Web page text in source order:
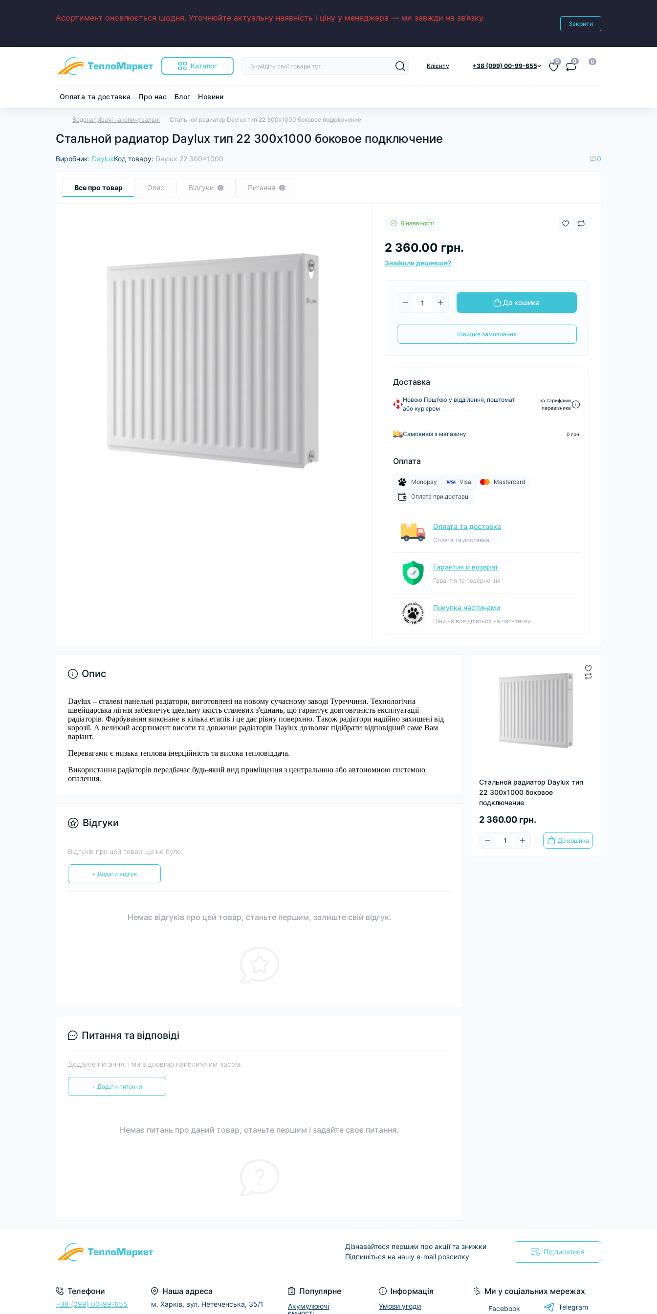
Асортимент оновлюється щодня. Уточнюйте актуальну наявність і ціну у менеджера — ми завжди на зв’язку.
Закрити
Каталог Клієнту +38 (099) 00-99-655
0 0 0
Оплата та доставка Про нас Блог Новини
Водонагрівачі накопичувальні Стальной радиатор Daylux тип 22 300х1000 боковое подключение
Стальной радиатор Daylux тип 22 300х1000 боковое подключение
Виробник: DayluxКод товару: Daylux 22 300x1000 0
Все про товар Опис Відгуки 0 Питання 0
В наявності
2 360.00 грн.
Знайшли дешевше?
До кошика
Швидке замовлення
Доставка
Новою Поштою у відділення, поштомат
або кур'єром
за тарифами
перевізника
Самовивіз з магазину 0 грн.
Оплата
Monopay Visa
Mastercard
Оплата при доставці
Оплата та доставка
Оплата та доставка
Гарантия и возврат
Гарантія та повернення
Покупка частинами
Ціни на все ділиться на час-ти-ни
Стальной радиатор Daylux тип
22 300х1000 боковое
подключение
2 360.00 грн.
До кошика
Опис
Daylux – сталеві панельні радіатори, виготовлені на новому сучасному заводі Туреччини. Технологічна
швейцарська лігнія забезпечує ідеальну якість сталевих з'єднань, що гарантує довговічність експлуатації
радіаторів. Фарбування виконане в кілька етапів і це дає рівну поверхню. Також радіатори надійно захищені від
корозії. А великий асортимент висоти та довжини радіаторів Daylux дозволяє підібрати відповідний саме Вам
варіант.
Перевагами є низька теплова інерційність та висока тепловіддача.
Використання радіаторів передбачає будь-який вид приміщення з центральною або автономною системою
опалення.
Відгуки
Відгуків про цей товар ще не було.
+ Додати відгук
Немає відгуків про цей товар, станьте першим, залиште свій відгук.
Питання та відповіді
Додайте питання, і ми відповімо найближчим часом.
+ Додати питання
Немає питань про даний товар, станьте першим і задайте своє питання.
Дізнавайтеся першим про акції та знижки
Підпишіться на нашу e-mail розсилку
Підписатися
Телефони
+38 (099) 00-99-655
Наша адреса
м. Харків, вул. Нетеченська, 35/1
Популярне
Акумулюючі
Інформація
Умови угоди
Ми у соціальних мережах
Facebook Telegram